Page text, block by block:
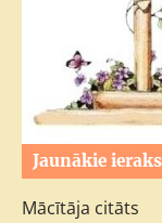
Jaunākie
Mācītāja citāts